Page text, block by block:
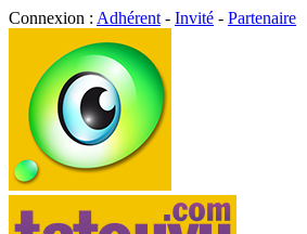
Connexion : Adhérent - Invité - Partenaire